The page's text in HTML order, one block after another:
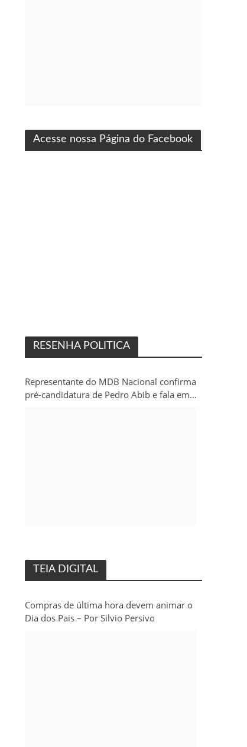
Acesse nossa Página do Facebook
RESENHA POLITICA
Representante do MDB Nacional confirma
pré-candidatura de Pedro Abib e fala em
TEIA DIGITAL
Compras de última hora devem animar o
Dia dos Pais – Por Silvio Persivo